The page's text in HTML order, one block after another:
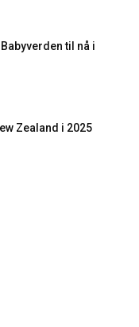
til nå i
Zealand i 2025